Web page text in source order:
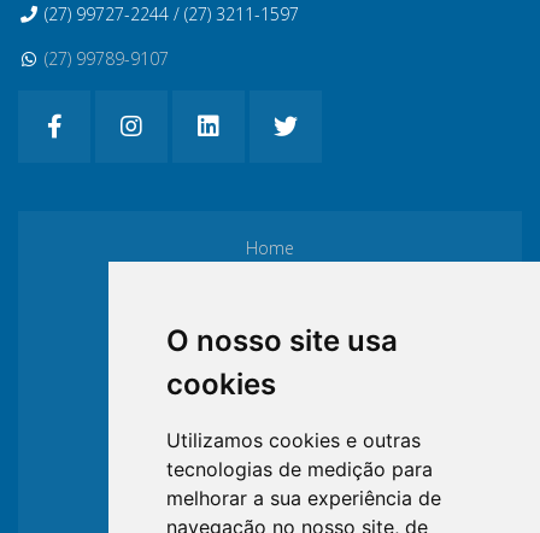
O nosso site usa
cookies
Utilizamos cookies e outras
tecnologias de medição para
melhorar a sua experiência de
navegação no nosso site, de
(27) 99727-2244 / (27) 3211-1597
(27) 99789-9107
Home
Filiação
Formulários